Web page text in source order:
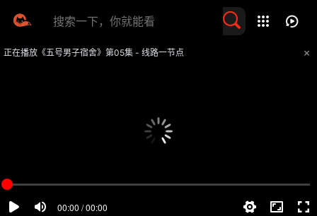
正在播放《五号男子宿舍》第05集 - 线路一节点